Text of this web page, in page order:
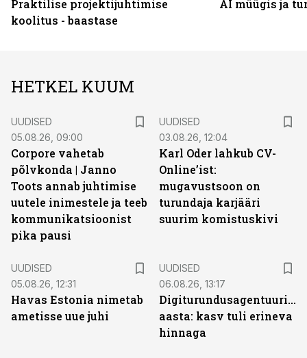
Praktilise projektijuhtimise
koolitus - baastase
AI müügis ja
HETKEL KUUM
UUDISED
05.08.26, 09:00
Corpore vahetab
põlvkonda | Janno
Toots annab juhtimise
uutele inimestele ja teeb
kommunikatsioonist
pika pausi
UUDISED
03.08.26, 12:04
Karl Oder lahkub CV-
Online’ist:
mugavustsoon on
turundaja karjääri
suurim komistuskivi
UUDISED
05.08.26, 12:31
Havas Estonia nimetab
ametisse uue juhi
UUDISED
06.08.26, 13:17
Digiturundusagentuuride
aasta: kasv tuli erineva
hinnaga